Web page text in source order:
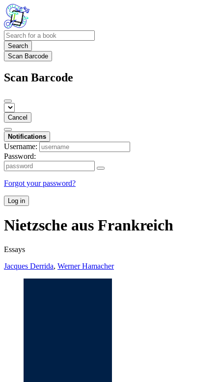
Search
Scan Barcode
Scan Barcode
Cancel
Notifications
Username:
Password:
Forgot your password?
Log in
Nietzsche aus Frankreich
Essays
Jacques Derrida, Werner Hamacher